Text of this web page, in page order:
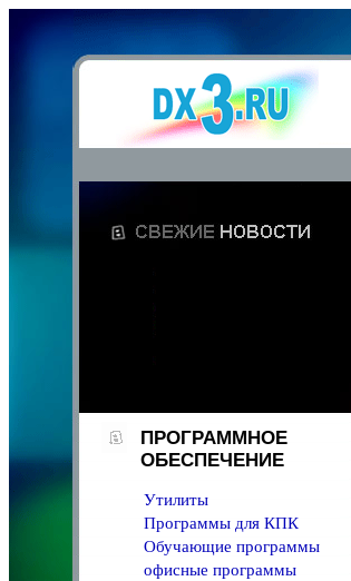
ПРОГРАММНОЕ
ОБЕСПЕЧЕНИЕ
Утилиты
Программы для КПК
Обучающие программы
офисные программы